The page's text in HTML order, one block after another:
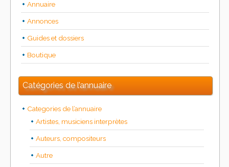
Annuaire
Annonces
Guides et dossiers
Boutique
Catégories de l’annuaire
Categories de l’annuaire
Artistes, musiciens interprètes
Auteurs, compositeurs
Autre